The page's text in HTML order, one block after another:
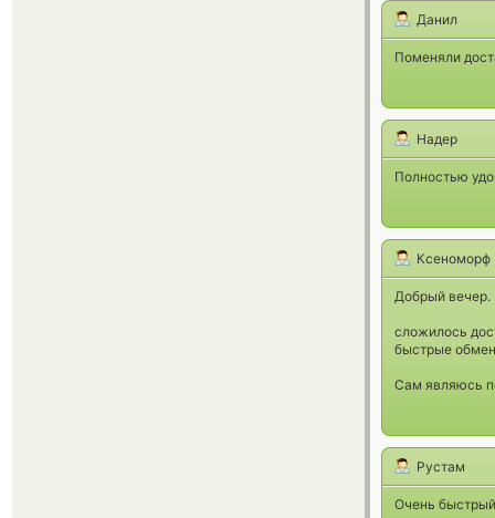
Данил
Поменяли
Надер
Полностью
Ксеноморф
Добрый вечер.
сложилось
быстрые
Сам являюсь
Рустам
Очень